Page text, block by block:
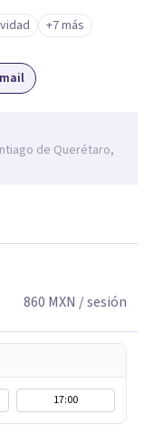
de lo que
Puedo ayudarte.
+7 más
de Querétaro,
860 MXN / sesión
17:00